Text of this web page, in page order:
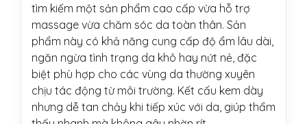
tìm kiếm một sản phẩm cao cấp vừa hỗ trợ
massage vừa chăm sóc da toàn thân. Sản
phẩm này có khả năng cung cấp độ ẩm lâu dài,
ngăn ngừa tình trạng da khô hay nứt nẻ, đặc
biệt phù hợp cho các vùng da thường xuyên
chịu tác động từ môi trường. Kết cấu kem dày
nhưng dễ tan chảy khi tiếp xúc với da, giúp thẩm